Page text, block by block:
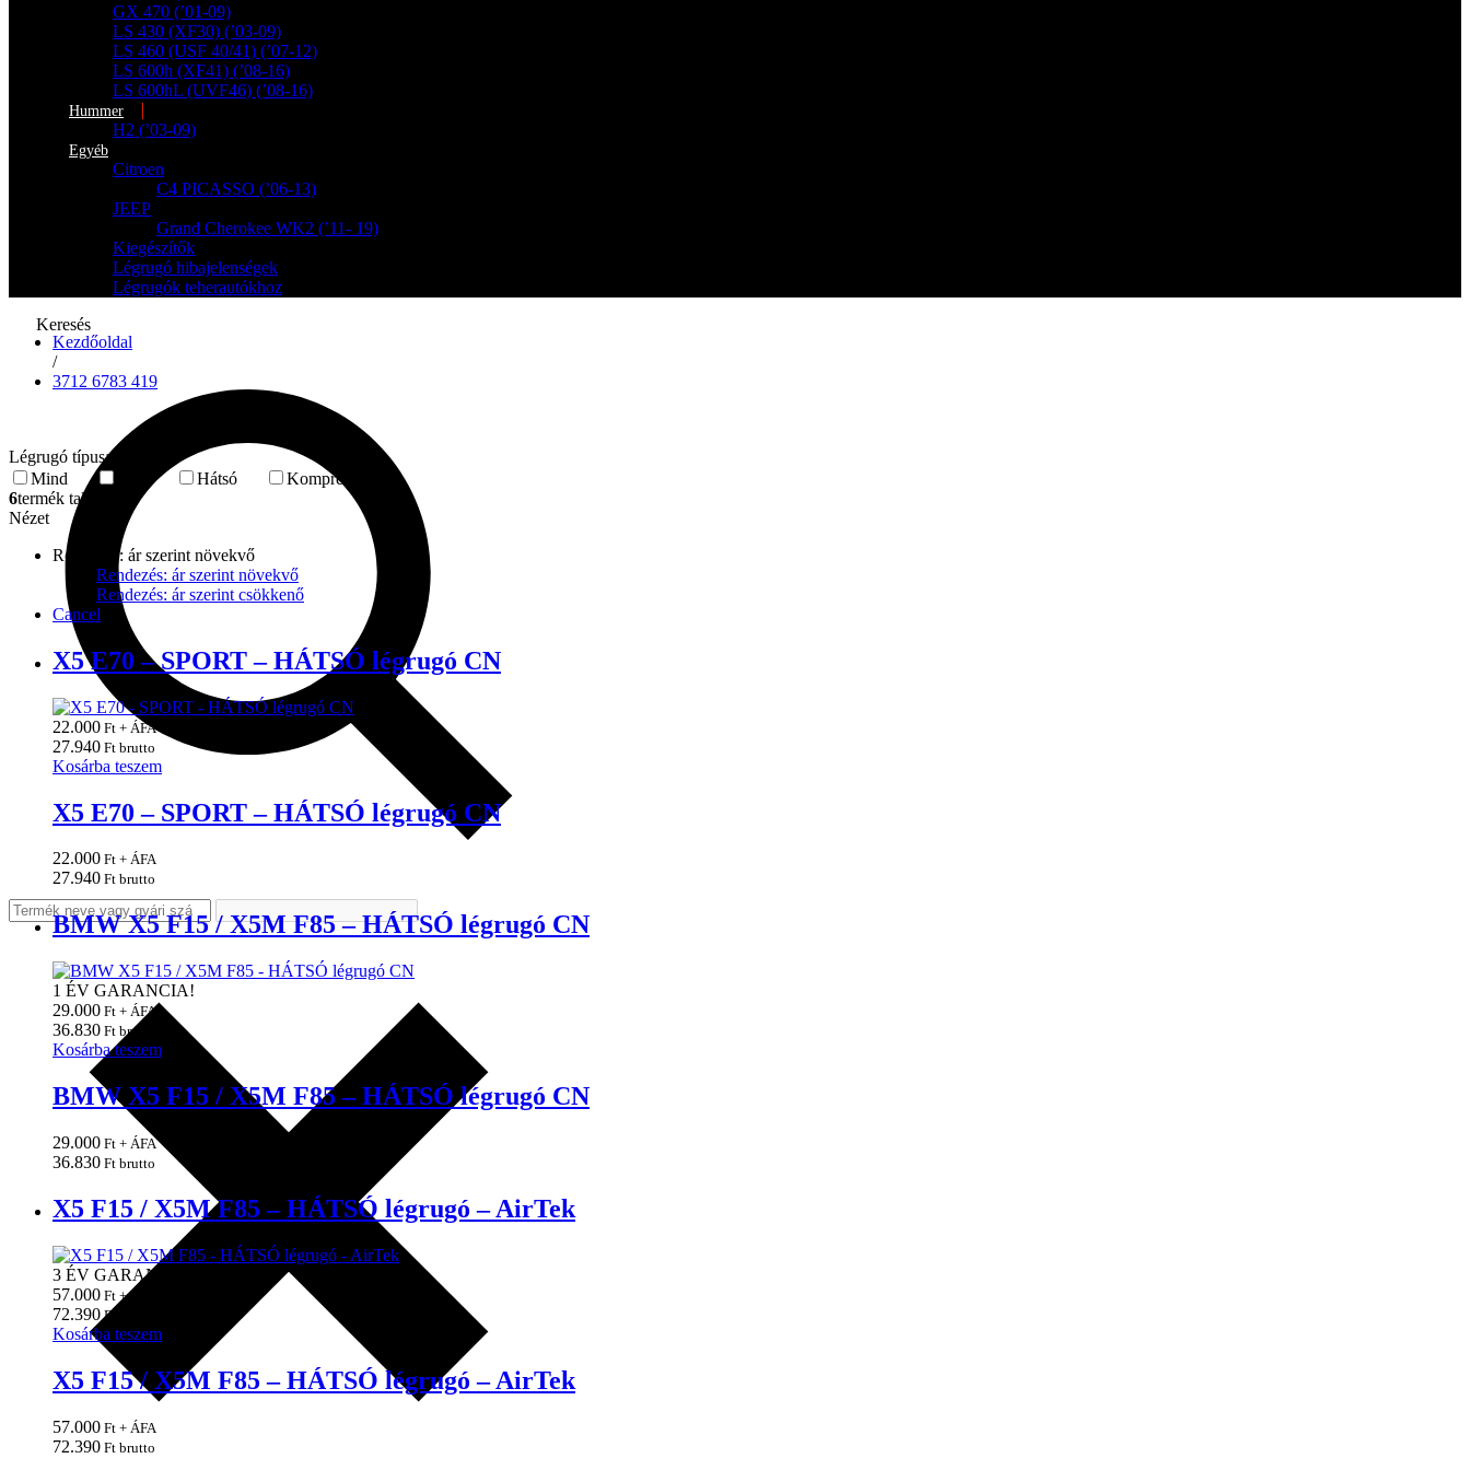
GX 470 (’01-09)
LS 430 (XF30) (’03-09)
LS 460 (USF 40/41) (’07-12)
LS 600h (XF41) (’08-16)
LS 600hL (UVF46) (’08-16)
Hummer
H2 (’03-09)
Egyéb
Citroen
C4 PICASSO (’06-13)
JEEP
Grand Cherokee WK2 (’11- 19)
Kiegészítők
Légrugó hibajelenségek
Légrugók teherautókhoz
Keresés
Kezdőoldal
/
3712 6783 419
Légrugó típusa
Mind
Hátsó
Kompresszor
6termék található
Nézet
Rendezés: ár szerint növekvő
Rendezés: ár szerint növekvő
Rendezés: ár szerint csökkenő
Cancel
X5 E70 – SPORT – HÁTSÓ légrugó CN
22.000 Ft + ÁFA
27.940 Ft brutto
Kosárba teszem
X5 E70 – SPORT – HÁTSÓ légrugó CN
22.000 Ft + ÁFA
27.940 Ft brutto
BMW X5 F15 / X5M F85 – HÁTSÓ légrugó CN
1 ÉV GARANCIA!
29.000 Ft + ÁFA
36.830 Ft brutto
Kosárba teszem
BMW X5 F15 / X5M F85 – HÁTSÓ légrugó CN
29.000 Ft + ÁFA
36.830 Ft brutto
X5 F15 / X5M F85 – HÁTSÓ légrugó – AirTek
3 ÉV GARANCIA!
57.000 Ft + ÁFA
72.390Ft brutto
Kosárba teszem
X5 F15 / X5M F85 – HÁTSÓ légrugó – AirTek
57.000 Ft + ÁFA
72.390 Ft brutto